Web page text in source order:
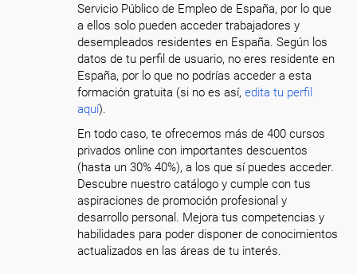
Servicio Público de Empleo de España, por lo que
a ellos solo pueden acceder trabajadores y
desempleados residentes en España. Según los
datos de tu perfil de usuario, no eres residente en
España, por lo que no podrías acceder a esta
formación gratuita (si no es así,edita tu perfil
aquí).
En todo caso, te ofrecemos más de 400 cursos
privados online con importantes descuentos
(hasta un 30% 40%), a los que sí puedes acceder.
Descubre nuestro catálogo y cumple con tus
aspiraciones de promoción profesional y
desarrollo personal. Mejora tus competencias y
habilidades para poder disponer de conocimientos
actualizados en las áreas de tu interés.